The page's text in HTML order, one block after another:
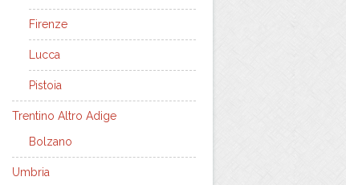
Firenze
Lucca
Pistoia
Trentino Altro Adige
Bolzano
Umbria